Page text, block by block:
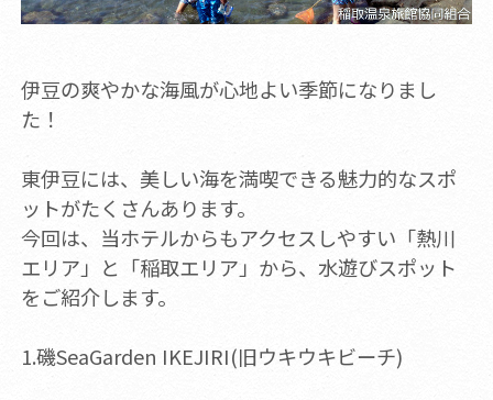
伊豆の爽やかな海風が心地よい季節になりまし
た！
東伊豆には、美しい海を満喫できる魅力的なスポ
ットがたくさんあります。
今回は、当ホテルからもアクセスしやすい「熱川
エリア」と「稲取エリア」から、水遊びスポット
をご紹介します。
1.磯SeaGarden IKEJIRI(旧ウキウキビーチ)